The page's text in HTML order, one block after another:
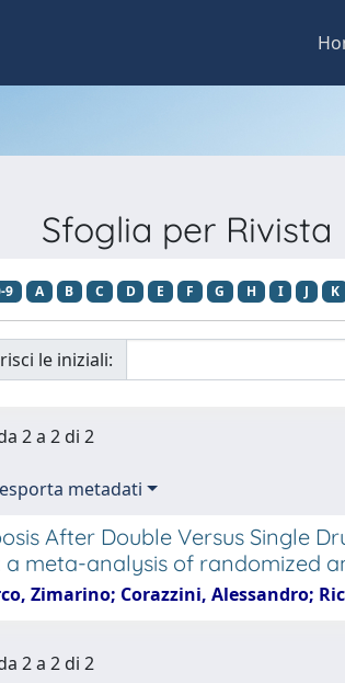
Sfoglia per Rivista
9 A B C D E F G H I J K
le iniziali:
2 a 2 di 2
esporta metadati
After Double Versus Single
a meta-analysis of randomized
Zimarino; Corazzini, Alessandro;
2 a 2 di 2